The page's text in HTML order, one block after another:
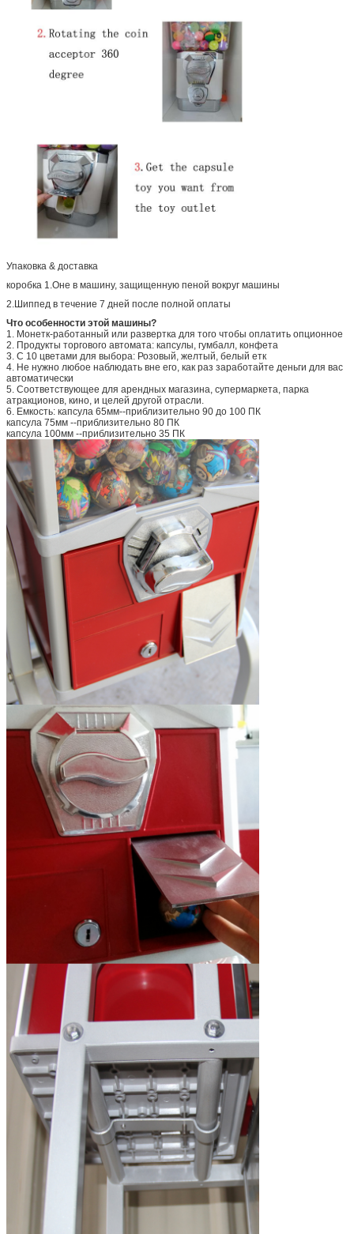
Упаковка & доставка
коробка 1.Оне в машину, защищенную пеной вокруг машины
2.Шиппед в течение 7 дней после полной оплаты
Что особенности этой машины?
1. Монетк-работанный или развертка для того чтобы оплатить опционное
2. Продукты торгового автомата: капсулы, гумбалл, конфета
3. С 10 цветами для выбора: Розовый, желтый, белый етк
4. Не нужно любое наблюдать вне его, как раз заработайте деньги для вас
автоматически
5. Соответствующее для арендных магазина, супермаркета, парка
атракционов, кино, и целей другой отрасли.
6. Емкость: капсула 65мм--приблизительно 90 до 100 ПК
капсула 75мм --приблизительно 80 ПК
капсула 100мм --приблизительно 35 ПК